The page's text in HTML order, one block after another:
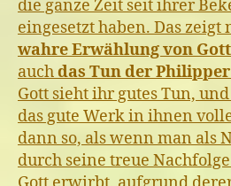
die ganze Zeit seit ihrer
eingesetzt haben. Das
wahre Erwählung von
auchdas Tun der
Gott sieht ihr gutes Tun,
das gute Werk in ihnen
dann so, als wenn man als
durch seine treue